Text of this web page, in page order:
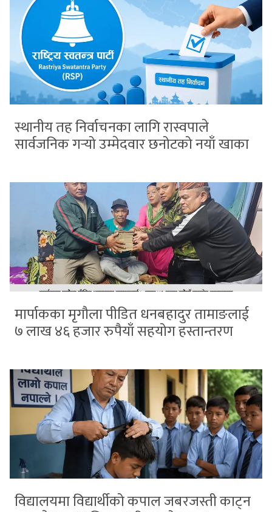
स्थानीय तह निर्वाचनका लागि रास्वपाले
सार्वजनिक गर्‍यो उम्मेदवार छनोटको नयाँ खाका
मार्पाकका मृगौला पीडित धनबहादुर तामाङलाई
७ लाख ४६ हजार रुपैयाँ सहयोग हस्तान्तरण
विद्यालयमा विद्यार्थीको कपाल जबरजस्ती काट्न